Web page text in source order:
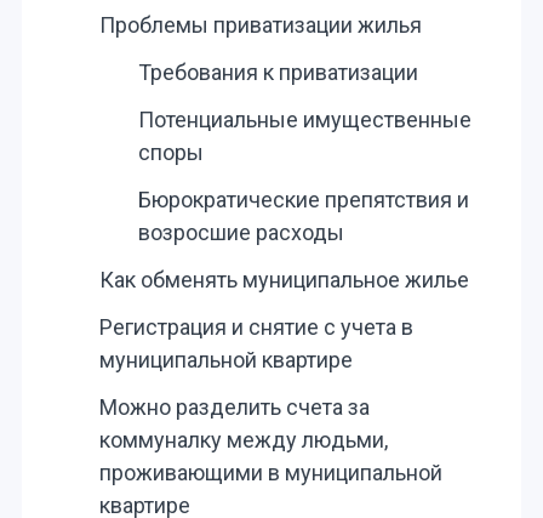
Проблемы приватизации жилья
Требования к приватизации
Потенциальные имущественные
споры
Бюрократические препятствия и
возросшие расходы
Как обменять муниципальное жилье
Регистрация и снятие с учета в
муниципальной квартире
Можно разделить счета за
коммуналку между людьми,
проживающими в муниципальной
квартире